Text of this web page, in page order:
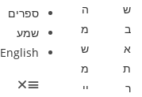
ש
ב
א
ת
ר
ה
מ
ש
מ
יי
ספרים
שמע
English